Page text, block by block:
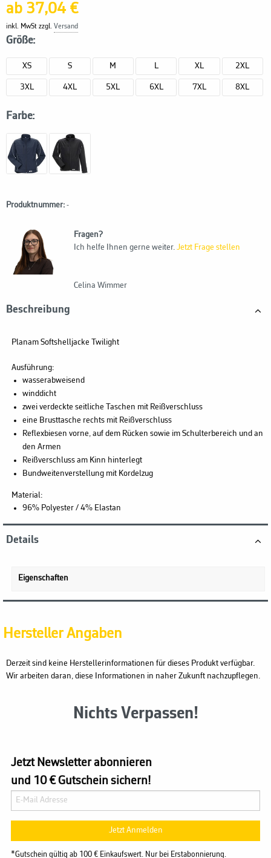
ab 37,04 €
inkl. MwSt zzgl. Versand
Größe:
XS S M L XL 2XL
3XL 4XL 5XL 6XL 7XL 8XL
Farbe:
Produktnummer: -
Fragen?
Ich helfe Ihnen gerne weiter. Jetzt Frage stellen
Celina Wimmer
Beschreibung
Planam Softshelljacke Twilight
Ausführung:
wasserabweisend
winddicht
zwei verdeckte seitliche Taschen mit Reißverschluss
eine Brusttasche rechts mit Reißverschluss
Reflexbiesen vorne, auf dem Rücken sowie im Schulterbereich und an
den Armen
Reißverschluss am Kinn hinterlegt
Bundweitenverstellung mit Kordelzug
Material:
96% Polyester / 4% Elastan
Details
Eigenschaften
Hersteller Angaben
Derzeit sind keine Herstellerinformationen für dieses Produkt verfügbar.
Wir arbeiten daran, diese Informationen in naher Zukunft nachzupflegen.
Nichts Verpassen!
Jetzt Newsletter abonnieren
und 10 € Gutschein sichern!
Jetzt Anmelden
*Gutschein gültig ab 100 € Einkaufswert. Nur bei Erstabonnierung.